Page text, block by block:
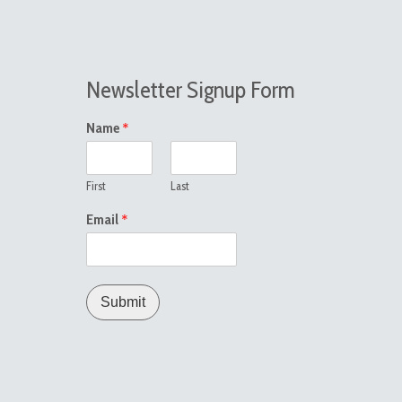
Newsletter Signup Form
Name *
First Last
Email *
Submit